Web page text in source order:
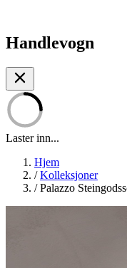
Handlevogn
Laster inn...
Hjem
/ Kolleksjoner
/ Palazzo